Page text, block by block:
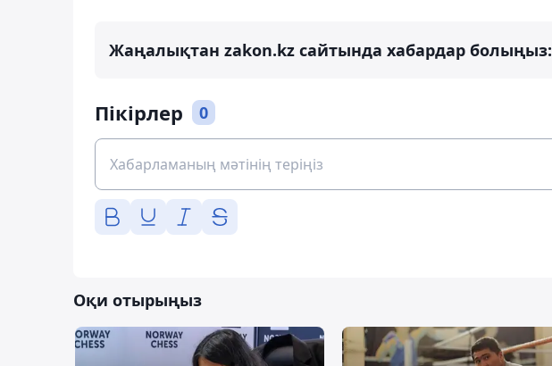
Жаңалықтан zakon.kz сайтында хабардар болыңыз:
Пікірлер 0
Оқи отырыңыз